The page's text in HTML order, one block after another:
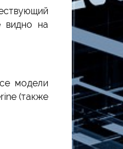
видно на
модели
(также